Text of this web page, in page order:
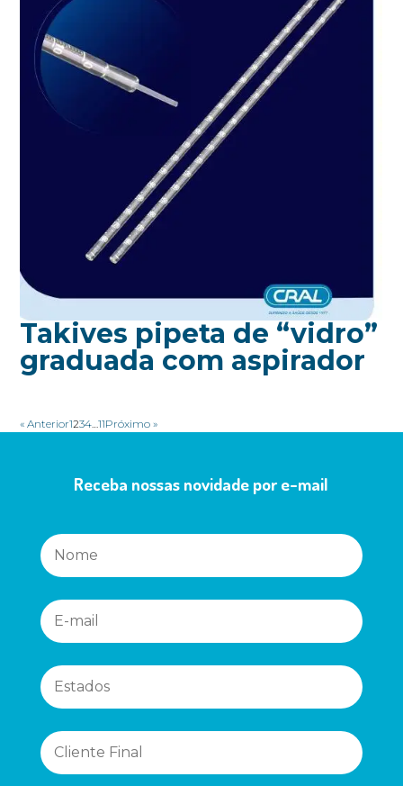
Takives pipeta de “vidro”
graduada com aspirador
« Anterior1234 …11Próximo »
Receba nossas novidade por e-mail